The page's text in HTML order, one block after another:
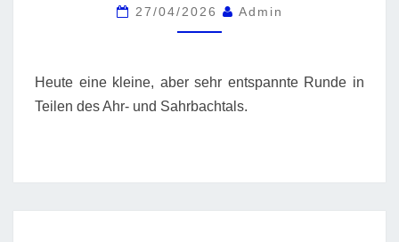
UND
SAHRBACHTAL
27/04/2026 Admin
Heute eine kleine, aber sehr entspannte Runde in
Teilen des Ahr- und Sahrbachtals.